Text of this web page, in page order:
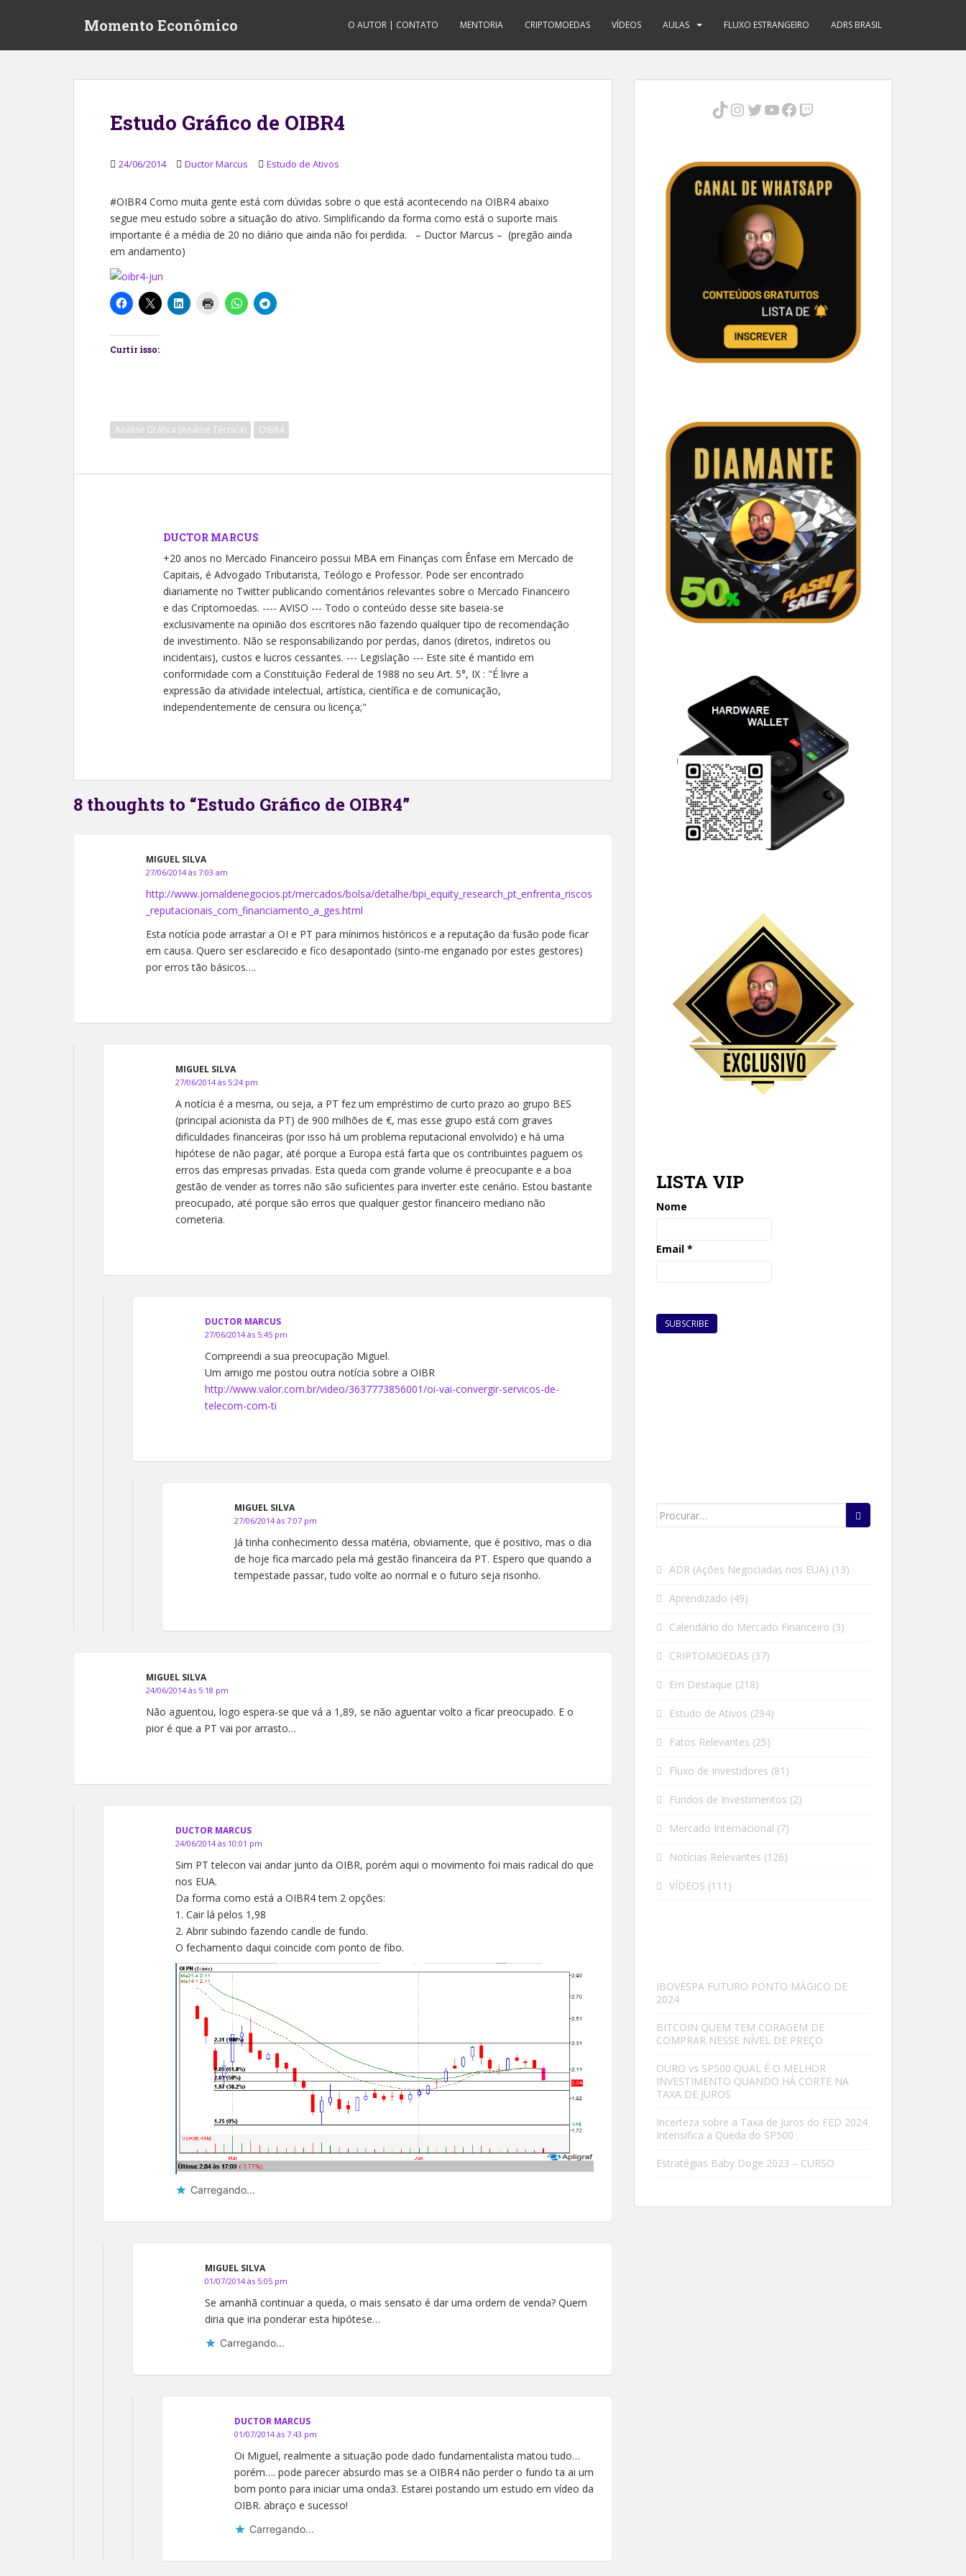
Momento Econômico O AUTOR | CONTATO MENTORIA CRIPTOMOEDAS VÍDEOS AULAS FLUXO ESTRANGEIRO ADRS BRASIL
Estudo Gráfico de OIBR4
24/06/2014 Ductor Marcus Estudo de Ativos
#OIBR4 Como muita gente está com dúvidas sobre o que está acontecendo na OIBR4 abaixo
segue meu estudo sobre a situação do ativo. Simplificando da forma como está o suporte mais
importante é a média de 20 no diário que ainda não foi perdida. – Ductor Marcus – (pregão ainda
em andamento)
Curtir isso:
Análise Gráfica (Análise Técnica) OIBR4
DUCTOR MARCUS
+20 anos no Mercado Financeiro possui MBA em Finanças com Ênfase em Mercado de
Capitais, é Advogado Tributarista, Teólogo e Professor. Pode ser encontrado
diariamente no Twitter publicando comentários relevantes sobre o Mercado Financeiro
e das Criptomoedas. ---- AVISO --- Todo o conteúdo desse site baseia-se
exclusivamente na opinião dos escritores não fazendo qualquer tipo de recomendação
de investimento. Não se responsabilizando por perdas, danos (diretos, indiretos ou
incidentais), custos e lucros cessantes. --- Legislação --- Este site é mantido em
conformidade com a Constituição Federal de 1988 no seu Art. 5°, IX : "É livre a
expressão da atividade intelectual, artística, científica e de comunicação,
independentemente de censura ou licença;"
8 thoughts to “Estudo Gráfico de OIBR4”
MIGUEL SILVA
27/06/2014 às 7:03 am
http://www.jornaldenegocios.pt/mercados/bolsa/detalhe/bpi_equity_research_pt_enfrenta_riscos
_reputacionais_com_financiamento_a_ges.html
Esta notícia pode arrastar a OI e PT para mínimos históricos e a reputação da fusão pode ficar
em causa. Quero ser esclarecido e fico desapontado (sinto-me enganado por estes gestores)
por erros tão básicos….
MIGUEL SILVA
27/06/2014 às 5:24 pm
A notícia é a mesma, ou seja, a PT fez um empréstimo de curto prazo ao grupo BES
(principal acionista da PT) de 900 milhões de €, mas esse grupo está com graves
dificuldades financeiras (por isso há um problema reputacional envolvido) e há uma
hipótese de não pagar, até porque a Europa está farta que os contribuintes paguem os
erros das empresas privadas. Esta queda com grande volume é preocupante e a boa
gestão de vender as torres não são suficientes para inverter este cenário. Estou bastante
preocupado, até porque são erros que qualquer gestor financeiro mediano não
cometeria.
DUCTOR MARCUS
27/06/2014 às 5:45 pm
Compreendi a sua preocupação Miguel.
Um amigo me postou outra notícia sobre a OIBR
http://www.valor.com.br/video/3637773856001/oi-vai-convergir-servicos-de-
telecom-com-ti
MIGUEL SILVA
27/06/2014 às 7:07 pm
Já tinha conhecimento dessa matéria, obviamente, que é positivo, mas o dia
de hoje fica marcado pela má gestão financeira da PT. Espero que quando a
tempestade passar, tudo volte ao normal e o futuro seja risonho.
MIGUEL SILVA
24/06/2014 às 5:18 pm
Não aguentou, logo espera-se que vá a 1,89, se não aguentar volto a ficar preocupado. E o
pior é que a PT vai por arrasto…
DUCTOR MARCUS
24/06/2014 às 10:01 pm
Sim PT telecon vai andar junto da OIBR, porém aqui o movimento foi mais radical do que
nos EUA.
Da forma como está a OIBR4 tem 2 opções:
1. Cair lá pelos 1,98
2. Abrir subindo fazendo candle de fundo.
O fechamento daqui coincide com ponto de fibo.
Carregando...
MIGUEL SILVA
01/07/2014 às 5:05 pm
Se amanhã continuar a queda, o mais sensato é dar uma ordem de venda? Quem
diria que iria ponderar esta hipótese…
Carregando...
DUCTOR MARCUS
01/07/2014 às 7:43 pm
Oi Miguel, realmente a situação pode dado fundamentalista matou tudo…
porém…. pode parecer absurdo mas se a OIBR4 não perder o fundo ta ai um
bom ponto para iniciar uma onda3. Estarei postando um estudo em vídeo da
OIBR. abraço e sucesso!
Carregando...
TikTok
Instagram
Twitter
Youtube
Facebook
Twitch
LISTA VIP
Nome
Email *
Search
ADR (Ações Negociadas nos EUA) (13)
Aprendizado (49)
Calendário do Mercado Financeiro (3)
CRIPTOMOEDAS (37)
Em Destaque (218)
Estudo de Ativos (294)
Fatos Relevantes (25)
Fluxo de Investidores (81)
Fundos de Investimentos (2)
Mercado Internacional (7)
Notícias Relevantes (126)
VÍDEOS (111)
IBOVESPA FUTURO PONTO MÁGICO DE
2024
BITCOIN QUEM TEM CORAGEM DE
COMPRAR NESSE NÍVEL DE PREÇO
OURO vs SP500 QUAL É O MELHOR
INVESTIMENTO QUANDO HÁ CORTE NA
TAXA DE JUROS
Incerteza sobre a Taxa de Juros do FED 2024
Intensifica a Queda do SP500
Estratégias Baby Doge 2023 – CURSO